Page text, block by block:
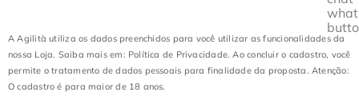
A Agilità utiliza os dados preenchidos para você utilizar as funcionalidades da
nossa Loja. Saiba mais em: Política de Privacidade. Ao concluir o cadastro, você
permite o tratamento de dados pessoais para finalidade da proposta. Atenção:
O cadastro é para maior de 18 anos.